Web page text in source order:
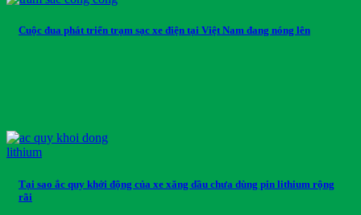
Cuộc đua phát triển trạm sạc xe điện tại Việt Nam đang nóng lên
Tại sao ắc quy khởi động của xe xăng dầu chưa dùng pin lithium rộng
rãi